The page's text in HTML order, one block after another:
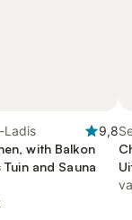
Ladis
9,8
with Balkon
and Sauna